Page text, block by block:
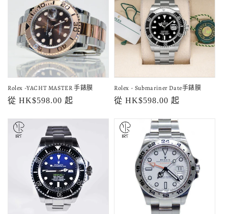
Rolex -YACHT MASTER 手錶膜
定
從 HK$598.00 起
Rolex - Submariner Date手錶膜
定
從 HK$598.00 起